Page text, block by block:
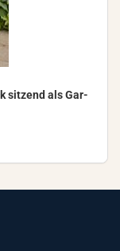
sit­zend als Gar­